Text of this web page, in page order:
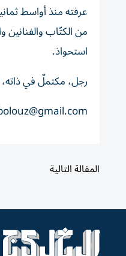
عرفته منذ أواسط
من الكتّاب والفنانين
استحواذ.
رجل، مكتملٌ في
المقالة التالية